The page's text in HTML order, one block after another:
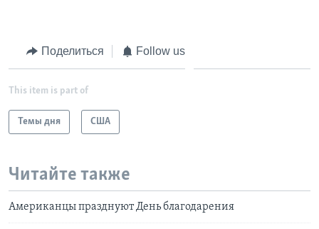
Поделиться Follow us
This item is part of
Темы дня США
Читайте также
Американцы празднуют День благодарения